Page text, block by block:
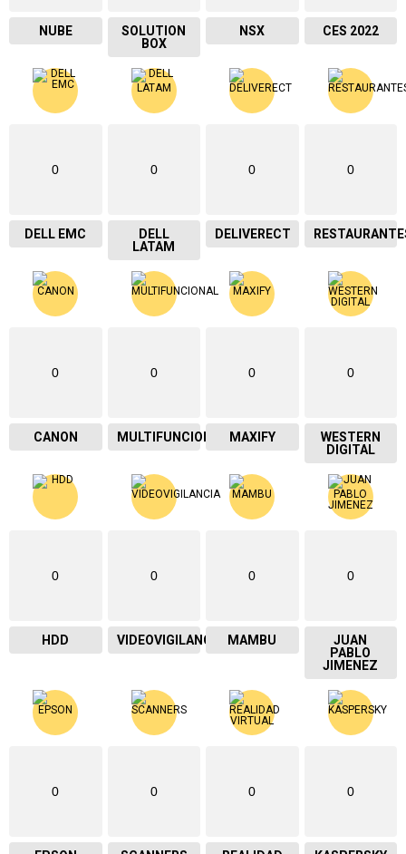
NUBE
SOLUTION
BOX
NSX CES 2022
0
DELL EMC
0
DELL
LATAM
0
DELIVERECT
0
0
CANON
0
MULTIFUNCIONAL
0
MAXIFY
0
WESTERN
DIGITAL
0
HDD
0
VIDEOVIGILANCIA
0
MAMBU
0
JUAN
PABLO
JIMENEZ
0 0 0 0